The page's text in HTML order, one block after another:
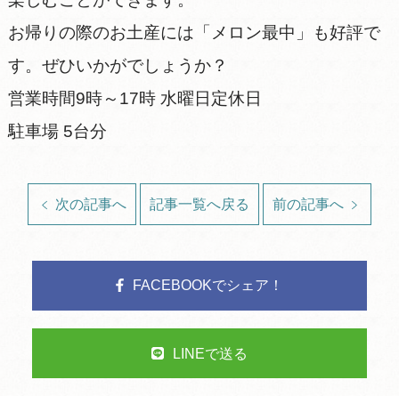
お帰りの際のお土産には「メロン最中」も好評で
す。ぜひいかがでしょうか？
営業時間9時～17時 水曜日定休日
駐車場 5台分
次の記事へ 記事一覧へ戻る 前の記事へ
FACEBOOKでシェア！
LINEで送る